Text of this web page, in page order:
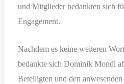
und Mitglieder bedankten sich
Engagement.
Nachdem es keine weiteren
bedankte sich Dominik Mondl
Beteiligten und den